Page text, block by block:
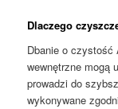
Dlaczego
Dbanie o czystość
wewnętrzne mogą
prowadzi do
wykonywane